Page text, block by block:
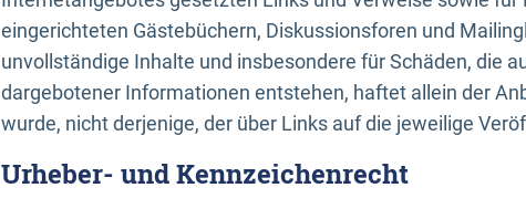
eingerichteten Gästebüchern, Diskussionsforen und
unvollständige Inhalte und insbesondere für Schäden, die
dargebotener Informationen entstehen, haftet allein der
wurde, nicht derjenige, der über Links auf die jeweilige
Urheber- und Kennzeichenrecht